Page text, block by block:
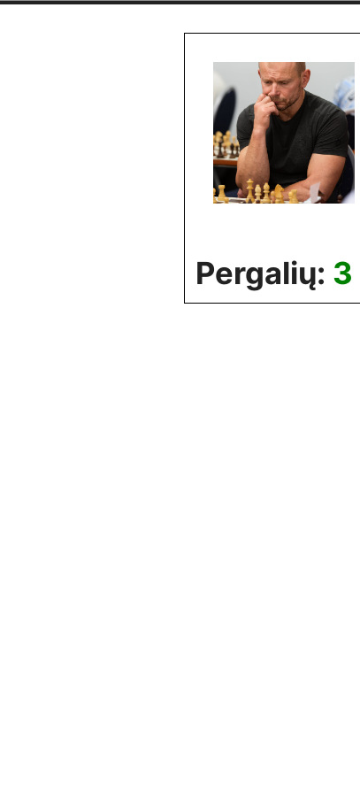
Pergalių: 3